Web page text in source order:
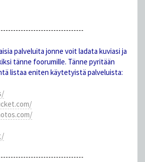
palveluita jonne voit ladata kuviasi ja
tänne foorumille. Tänne pyritään
listaa eniten käytetyistä palveluista: